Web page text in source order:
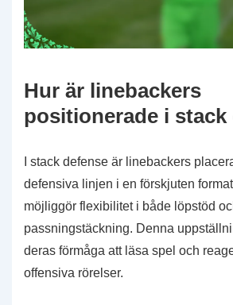
Hur är linebackers
positionerade i stack
I stack defense är linebackers
defensiva linjen i en förskjuten
möjliggör flexibilitet i både löpstöd
passningstäckning. Denna
deras förmåga att läsa spel och
offensiva rörelser.